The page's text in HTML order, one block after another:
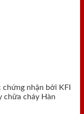
nhận bởi KFI
chữa cháy Hàn